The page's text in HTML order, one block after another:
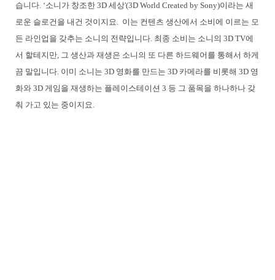
습니다. ‘소니가 창조한 3D 세상'(3D World Created by Sony)이라는 새
로운 슬로건을 내건 것이지요. 이는 컨텐츠 생산에서 소비에 이르는 모
든 라인업을 갖추는 소니의 전략입니다. 최종 소비는 소니의 3D TV에
서 할테지만, 그 생산과 재생은 소니의 또 다른 하드웨어를 통해서 하게
끔 말입니다. 이미 소니는 3D 영화를 만드는 3D 카메라를 비롯해 3D 영
화와 3D 게임을 재생하는 플레이스테이션 3 등 그 품목을 하나하나 갖
춰 가고 있는 중이지요.